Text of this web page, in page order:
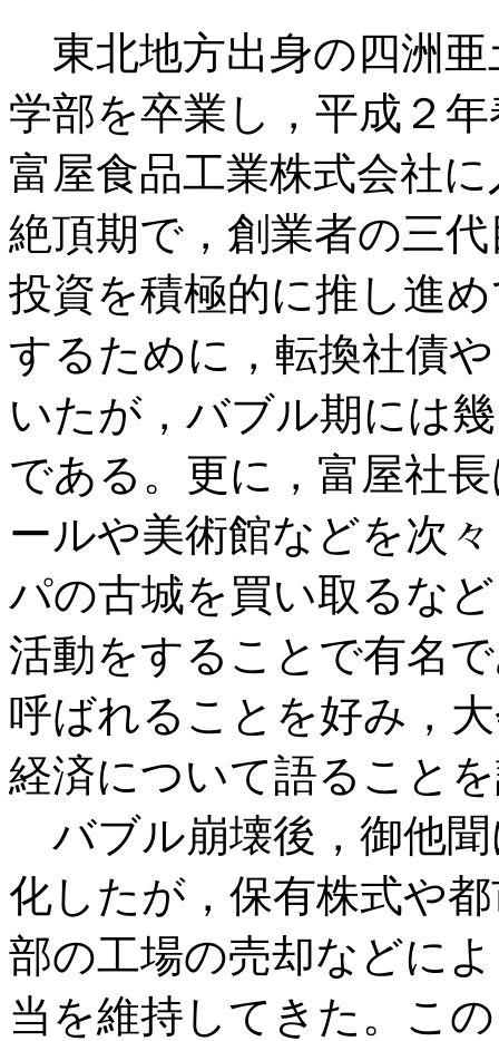
東北地方出身の四洲亜
学部を卒業し，平成２
富屋食品工業株式会社
絶頂期で，創業者の三
投資を積極的に推し進
するために，転換社債
いたが，バブル期には
である。更に，富屋社
ールや美術館などを次
パの古城を買い取るな
活動をすることで有名
呼ばれることを好み，
経済について語ること
バブル崩壊後，御他
化したが，保有株式や
部の工場の売却などに
当を維持してきた。こ